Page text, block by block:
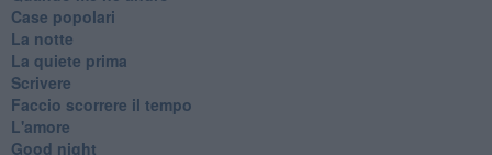
Case popolari
La notte
La quiete prima
Scrivere
Faccio scorrere il tempo
L'amore
Good night